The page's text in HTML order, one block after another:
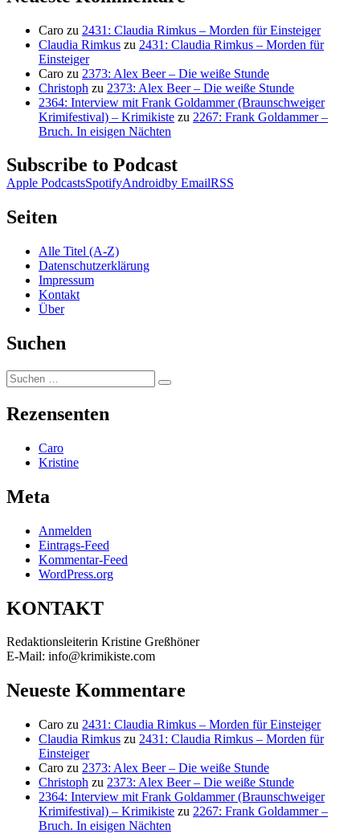
Caro zu 2431: Claudia Rimkus – Morden für Einsteiger
Claudia Rimkus zu 2431: Claudia Rimkus – Morden für
Einsteiger
Caro zu 2373: Alex Beer – Die weiße Stunde
Christoph zu 2373: Alex Beer – Die weiße Stunde
2364: Interview mit Frank Goldammer (Braunschweiger
Krimifestival) – Krimikiste zu 2267: Frank Goldammer –
Bruch. In eisigen Nächten
Subscribe to Podcast
Apple PodcastsSpotifyAndroidby EmailRSS
Seiten
Alle Titel (A-Z)
Datenschutzerklärung
Impressum
Kontakt
Über
Suchen
Suchen
nach:
Suchen
Rezensenten
Caro
Kristine
Meta
Anmelden
Eintrags-Feed
Kommentar-Feed
WordPress.org
KONTAKT
Redaktionsleiterin Kristine Greßhöner
E-Mail: info@krimikiste.com
Neueste Kommentare
Caro zu 2431: Claudia Rimkus – Morden für Einsteiger
Claudia Rimkus zu 2431: Claudia Rimkus – Morden für
Einsteiger
Caro zu 2373: Alex Beer – Die weiße Stunde
Christoph zu 2373: Alex Beer – Die weiße Stunde
2364: Interview mit Frank Goldammer (Braunschweiger
Krimifestival) – Krimikiste zu 2267: Frank Goldammer –
Bruch. In eisigen Nächten